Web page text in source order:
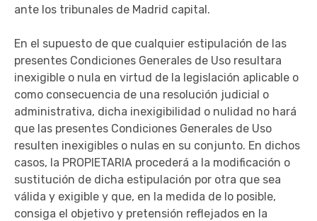
ante los tribunales de Madrid capital.
En el supuesto de que cualquier estipulación de las
presentes Condiciones Generales de Uso resultara
inexigible o nula en virtud de la legislación aplicable o
como consecuencia de una resolución judicial o
administrativa, dicha inexigibilidad o nulidad no hará
que las presentes Condiciones Generales de Uso
resulten inexigibles o nulas en su conjunto. En dichos
casos, la PROPIETARIA procederá a la modificación o
sustitución de dicha estipulación por otra que sea
válida y exigible y que, en la medida de lo posible,
consiga el objetivo y pretensión reflejados en la